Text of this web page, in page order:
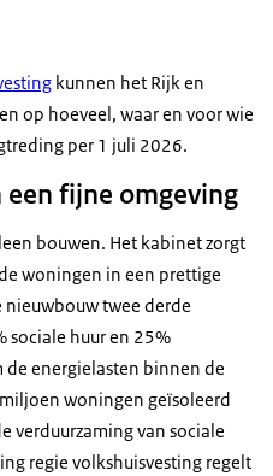
kunnen het Rijk en
op hoeveel, waar en voor wie
per 1 juli 2026.
fijne omgeving
bouwen. Het kabinet zorgt
woningen in een prettige
nieuwbouw twee derde
sociale huur en 25%
energielasten binnen de
woningen geïsoleerd
verduurzaming van sociale
regie volkshuisvesting regelt